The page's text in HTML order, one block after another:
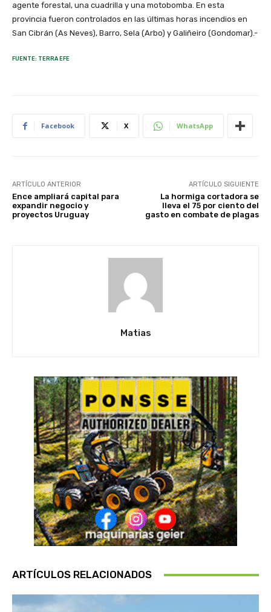
agente forestal, una cuadrilla y una motobomba. En esta
provincia fueron controlados en las últimas horas incendios en
San Cibrán (As Neves), Barro, Sela (Arbo) y Galiñeiro (Gondomar).-
FUENTE: TERRA EFE
Facebook X WhatsApp
ARTÍCULO ANTERIOR
Ence ampliará capital para
expandir negocio y
proyectos Uruguay
ARTÍCULO SIGUIENTE
La hormiga cortadora se
lleva el 75 por ciento del
gasto en combate de plagas
Matias
ARTÍCULOS RELACIONADOS